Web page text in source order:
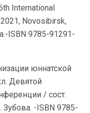
Inter­national
Novosibirsk,
ISBN 978­5-91291-
юннатской
Девятой
/ сост.
Зубова. -ISBN 978­5-